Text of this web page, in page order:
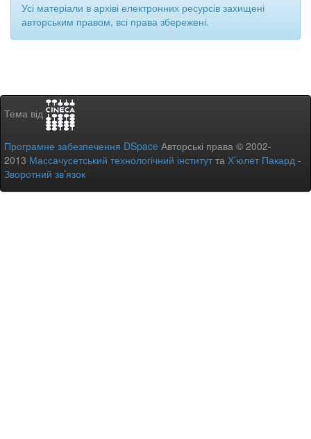
Усі матеріали в архіві електронних ресурсів захищені
авторським правом, всі права збережені.
Тема від
Програмне забезпечення DSpace Авторські права © 2002-
2013 Массачусетський технологічний інститутта Х’юлет Пакард -
Зворотний зв’язок